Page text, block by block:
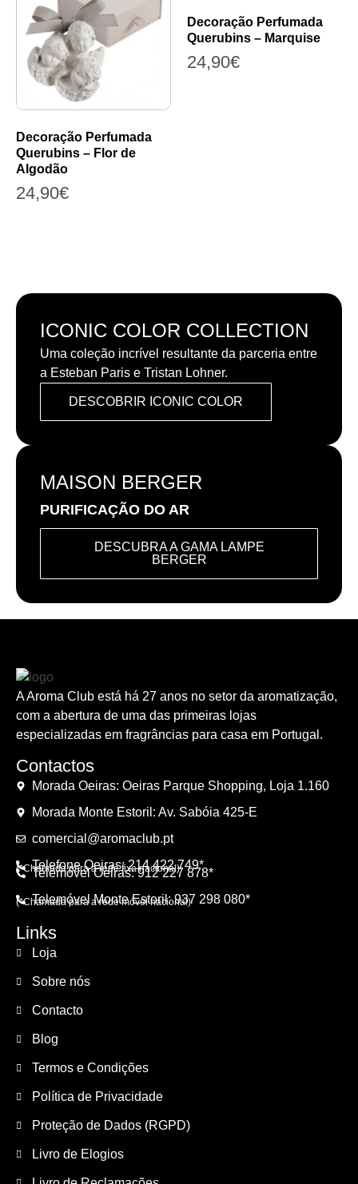
Decoração Perfumada
Querubins – Flor de
Algodão
24,90€
Decoração Perfumada
Querubins – Marquise
24,90€
ICONIC COLOR COLLECTION
Uma coleção incrível resultante da parceria entre
a Esteban Paris e Tristan Lohner.
DESCOBRIR ICONIC COLOR
MAISON BERGER
PURIFICAÇÃO DO AR
DESCUBRA A GAMA LAMPE
BERGER
A Aroma Club está há 27 anos no setor da aromatização,
com a abertura de uma das primeiras lojas
especializadas em fragrâncias para casa em Portugal.
Contactos
Morada Oeiras: Oeiras Parque Shopping, Loja 1.160
Morada Monte Estoril: Av. Sabóia 425-E
comercial@aromaclub.pt
Telefone Oeiras: 214 422 749*
(*Chamada para a rede fixa nacional)
Telemóvel Oeiras: 912 227 878*
Telemóvel Monte Estoril: 937 298 080*
(*Chamada para a rede móvel nacional)
Links
Loja
Sobre nós
Contacto
Blog
Termos e Condições
Política de Privacidade
Proteção de Dados (RGPD)
Livro de Elogios